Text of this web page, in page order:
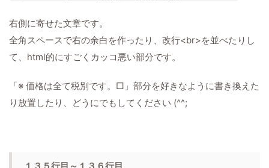
右側に寄せた文章です。
全角スペースで右の余白を作ったり、改行<br>を並べたりし
て、html的にすごくカッコ悪い部分です。
「※ 価格は全て税別です。□」部分を好きなように書き換えた
り放置したり、どうにでもしてください (^^;